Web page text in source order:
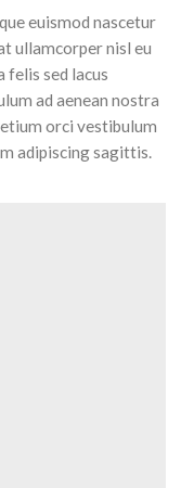
euismod nascetur
ullamcorper nisl eu
felis sed lacus
ad aenean nostra
orci vestibulum
adipiscing sagittis.